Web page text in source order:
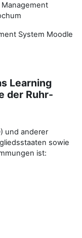
System Moodle
Learning
der Ruhr-
und anderer
sowie
ist: